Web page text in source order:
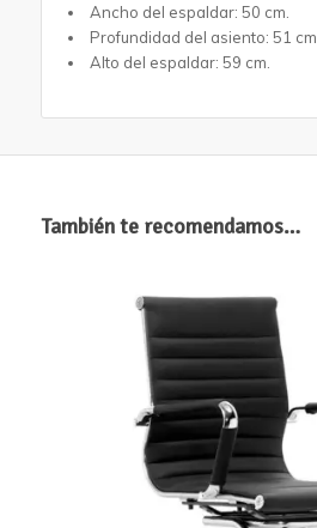
Ancho del espaldar: 50 cm.
Profundidad del asiento: 51 cm.
Alto del espaldar: 59 cm.
También te recomendamos…